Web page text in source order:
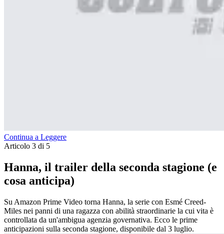
Continua a Leggere
Articolo 3 di 5
Hanna, il trailer della seconda stagione (e
cosa anticipa)
Su Amazon Prime Video torna Hanna, la serie con Esmé Creed-
Miles nei panni di una ragazza con abilità straordinarie la cui vita è
controllata da un'ambigua agenzia governativa. Ecco le prime
anticipazioni sulla seconda stagione, disponibile dal 3 luglio.